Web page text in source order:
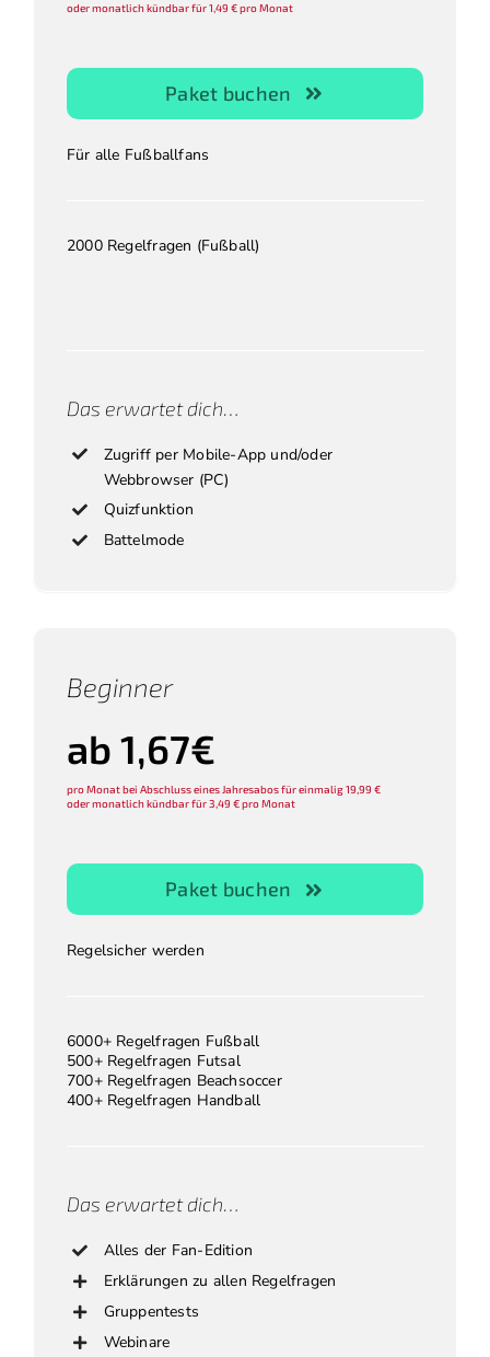
oder monatlich kündbar für 1,49 € pro Monat
Paket buchen
Für alle Fußballfans
2000 Regelfragen (Fußball)
Das erwartet dich…
Zugriff per Mobile-App und/oder
Webbrowser (PC)
Quizfunktion
Battelmode
Beginner
ab 1,67€
pro Monat bei Abschluss eines Jahresabos für einmalig 19,99 €
oder monatlich kündbar für 3,49 € pro Monat
Paket buchen
Regelsicher werden
6000+ Regelfragen Fußball
500+ Regelfragen Futsal
700+ Regelfragen Beachsoccer
400+ Regelfragen Handball
Das erwartet dich…
Alles der Fan-Edition
Erklärungen zu allen Regelfragen
Gruppentests
Webinare